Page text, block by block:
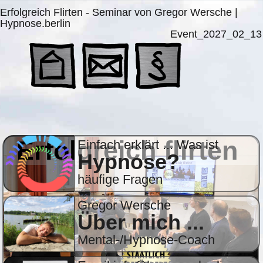
Erfolgreich Flirten - Seminar von Gregor Wersche |
Hypnose.berlin
Event_2027_02_13
Erfolgreich flirten
Einfach erklärt ... Was ist
Hypnose?
häufige Fragen
Gregor Wersche
Über mich ...
Mental-/Hypnose-Coach